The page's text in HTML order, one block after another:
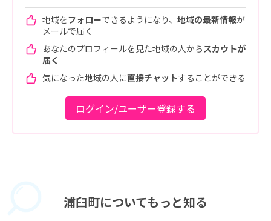
地域をフォローできるようになり、 地域の最新情報が
メールで届く
あなたのプロフィールを見た地域の人からスカウトが
届く
気になった地域の人に直接チャットすることができる
ログイン/ユーザー登録する
浦臼町についてもっと知る